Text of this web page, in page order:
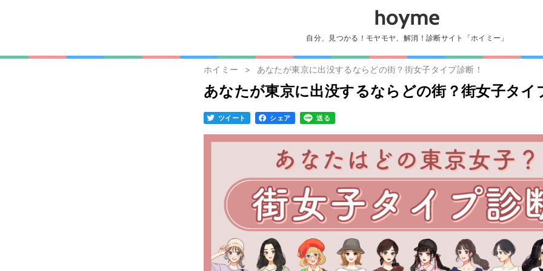
自分、見つかる！モヤモヤ、解消！診断サイト「ホイミー」
ホイミー あなたが東京に出没するならどの街？街女子タイプ診断！
あなたが東京に出没するならどの街？街女子タイ
ツイート シェア 送る